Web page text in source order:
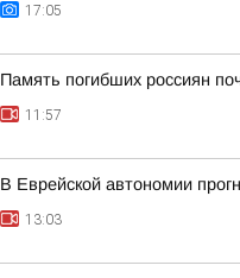
17:05
Память погибших россиян
11:57
В Еврейской автономии
13:03